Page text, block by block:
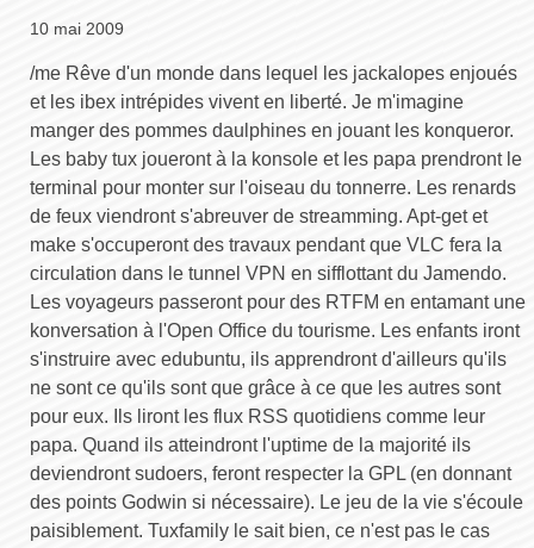
10 mai 2009
/me Rêve d'un monde dans lequel les jackalopes enjoués
et les ibex intrépides vivent en liberté. Je m'imagine
manger des pommes daulphines en jouant les konqueror.
Les baby tux joueront à la konsole et les papa prendront le
terminal pour monter sur l'oiseau du tonnerre. Les renards
de feux viendront s'abreuver de streamming. Apt-get et
make s'occuperont des travaux pendant que VLC fera la
circulation dans le tunnel VPN en sifflottant du Jamendo.
Les voyageurs passeront pour des RTFM en entamant une
konversation à l'Open Office du tourisme. Les enfants iront
s'instruire avec edubuntu, ils apprendront d'ailleurs qu'ils
ne sont ce qu'ils sont que grâce à ce que les autres sont
pour eux. Ils liront les flux RSS quotidiens comme leur
papa. Quand ils atteindront l'uptime de la majorité ils
deviendront sudoers, feront respecter la GPL (en donnant
des points Godwin si nécessaire). Le jeu de la vie s'écoule
paisiblement. Tuxfamily le sait bien, ce n'est pas le cas